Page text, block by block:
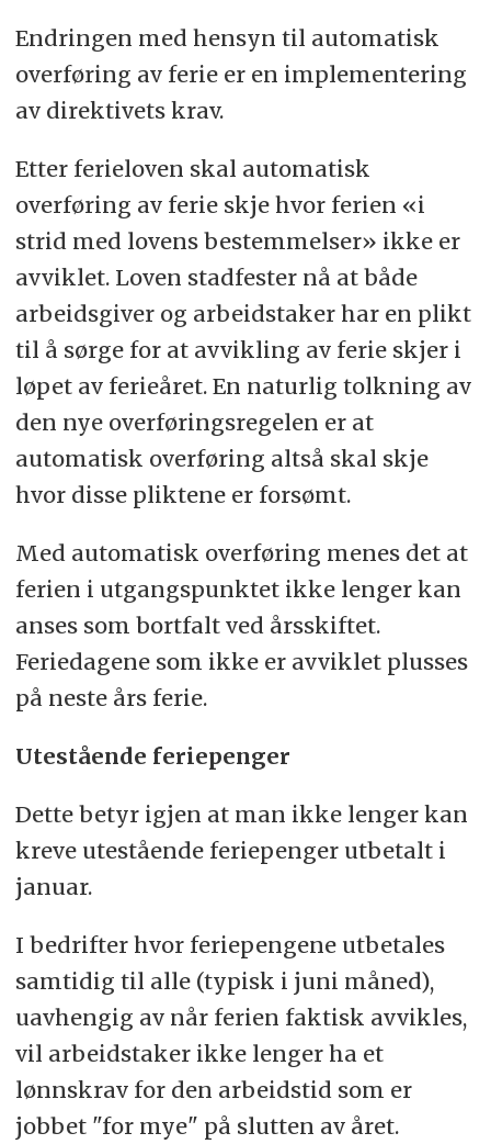
Endringen med hensyn til automatisk
overføring av ferie er en implementering
av direktivets krav.
Etter ferieloven skal automatisk
overføring av ferie skje hvor ferien «i
strid med lovens bestemmelser» ikke er
avviklet. Loven stadfester nå at både
arbeidsgiver og arbeidstaker har en plikt
til å sørge for at avvikling av ferie skjer i
løpet av ferieåret. En naturlig tolkning av
den nye overføringsregelen er at
automatisk overføring altså skal skje
hvor disse pliktene er forsømt.
Med automatisk overføring menes det at
ferien i utgangspunktet ikke lenger kan
anses som bortfalt ved årsskiftet.
Feriedagene som ikke er avviklet plusses
på neste års ferie.
Utestående feriepenger
Dette betyr igjen at man ikke lenger kan
kreve utestående feriepenger utbetalt i
januar.
I bedrifter hvor feriepengene utbetales
samtidig til alle (typisk i juni måned),
uavhengig av når ferien faktisk avvikles,
vil arbeidstaker ikke lenger ha et
lønnskrav for den arbeidstid som er
jobbet "for mye" på slutten av året.